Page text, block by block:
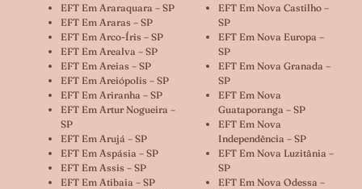
EFT Em Araraquara – SP
EFT Em Araras – SP
EFT Em Arco-Íris – SP
EFT Em Arealva – SP
EFT Em Areias – SP
EFT Em Areiópolis – SP
EFT Em Ariranha – SP
EFT Em Artur Nogueira –
SP
EFT Em Arujá – SP
EFT Em Aspásia – SP
EFT Em Assis – SP
EFT Em Atibaia – SP
EFT Em Nova Castilho –
SP
EFT Em Nova Europa –
SP
EFT Em Nova Granada –
SP
EFT Em Nova
Guataporanga – SP
EFT Em Nova
Independência – SP
EFT Em Nova Luzitânia –
SP
EFT Em Nova Odessa –